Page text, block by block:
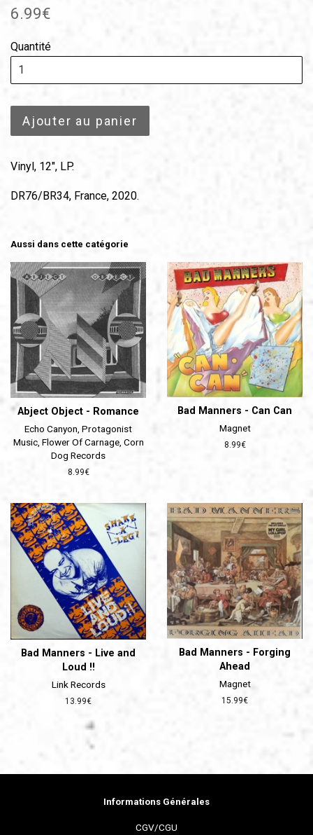
Prix
6.99€
Quantité
Ajouter au panier
Vinyl, 12", LP.
DR76/BR34, France, 2020.
Aussi dans cette catégorie
Abject Object - Romance
Echo Canyon, Protagonist
Music, Flower Of Carnage, Corn
Dog Records
Prix
8.99€
Bad Manners - Can Can
Magnet
Prix
8.99€
Bad Manners - Live and
Loud !!
Link Records
Prix
13.99€
Bad Manners - Forging
Ahead
Magnet
Prix
15.99€
Informations Générales
CGV/CGU